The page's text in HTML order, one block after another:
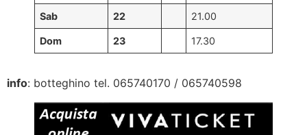
Sab 22 21.00
Dom 23 17.30
info: botteghino tel. 065740170 / 065740598